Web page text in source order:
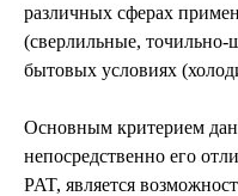
различных сферах
(сверлильные,
бытовых условиях
Основным критерием
непосредственно его
PAT, является